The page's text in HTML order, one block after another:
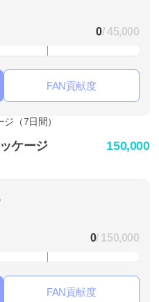
0/ 45,000
FAN貢献度
ケージ
150,000
0/ 150,000
FAN貢献度